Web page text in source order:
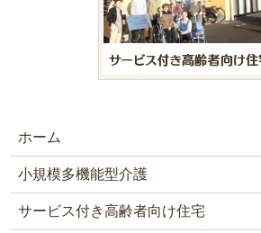
ホーム
小規模多機能型介護
サービス付き高齢者向け住宅